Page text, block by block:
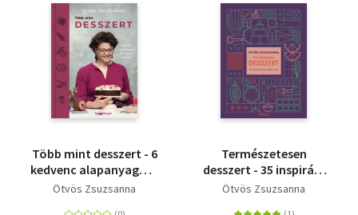
Természettudomány
Történelem
Több mint desszert - 6
kedvenc alapanyagom
31 izgalmas receptben
Ötvös Zsuzsanna
Természetesen
desszert - 35 inspiráló
növényi alapú recept
Ötvös Zsuzsanna